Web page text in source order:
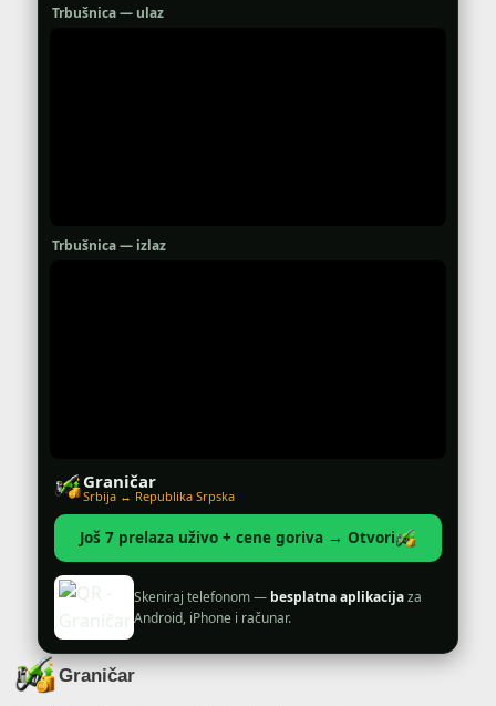
Trbušnica — ulaz
Trbušnica — izlaz
Graničar
Srbija ↔ Republika Srpska
Još 7 prelaza uživo + cene goriva → Otvori
Skeniraj telefonom — besplatna aplikacijaza
Android, iPhone i računar.
Graničar